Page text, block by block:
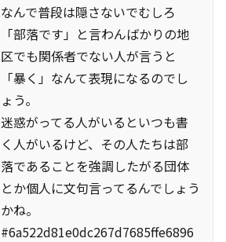
なんで普段は隠さないでむしろ
「部落です」と言わんばかりの地
区でも関係者でない人が言うと
「暴く」なんて表現になるのでし
ょう。
迷惑がってる人がいるといつも書
く人がいるけど、その人たちは部
落であることを強調したがる団体
とか個人に文句言ってるんでしょう
かね。
#6a522d81e0dc267d7685ffe6896